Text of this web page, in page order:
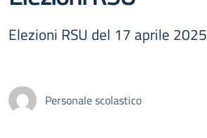
Elezioni RSU del 17 aprile 2025
Personale scolastico